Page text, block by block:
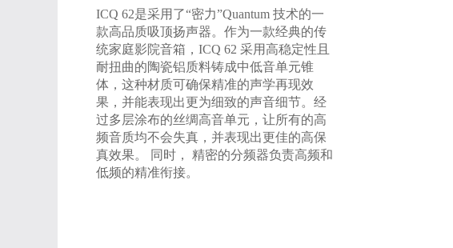
ICQ 62是采用了“密力”Quantum 技术的一
款高品质吸顶扬声器。作为一款经典的传
统家庭影院音箱，ICQ 62 采用高稳定性且
耐扭曲的陶瓷铝质料铸成中低音单元锥
体，这种材质可确保精准的声学再现效
果，并能表现出更为细致的声音细节。经
过多层涂布的丝绸高音单元，让所有的高
频音质均不会失真，并表现出更佳的高保
真效果。 同时， 精密的分频器负责高频和
低频的精准衔接。